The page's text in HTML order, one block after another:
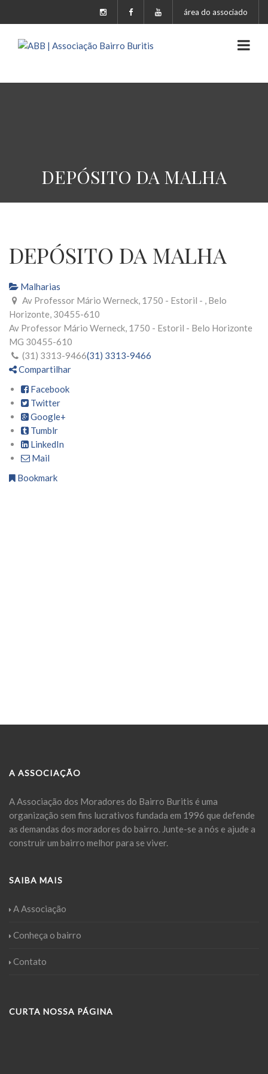
área do associado
DEPÓSITO DA MALHA
DEPÓSITO DA MALHA
Malharias
Av Professor Mário Werneck, 1750 - Estoril - , Belo
Horizonte, 30455-610
Av Professor Mário Werneck, 1750 - Estoril - Belo Horizonte
MG 30455-610
(31) 3313-9466(31) 3313-9466
Compartilhar
Facebook
Twitter
Google+
Tumblr
LinkedIn
Mail
Bookmark
A ASSOCIAÇÃO
A Associação dos Moradores do Bairro Buritis é uma
organização sem fins lucrativos fundada em 1996 que defende
as demandas dos moradores do bairro. Junte-se a nós e ajude a
construir um bairro melhor para se viver.
SAIBA MAIS
A Associação
Conheça o bairro
Contato
CURTA NOSSA PÁGINA